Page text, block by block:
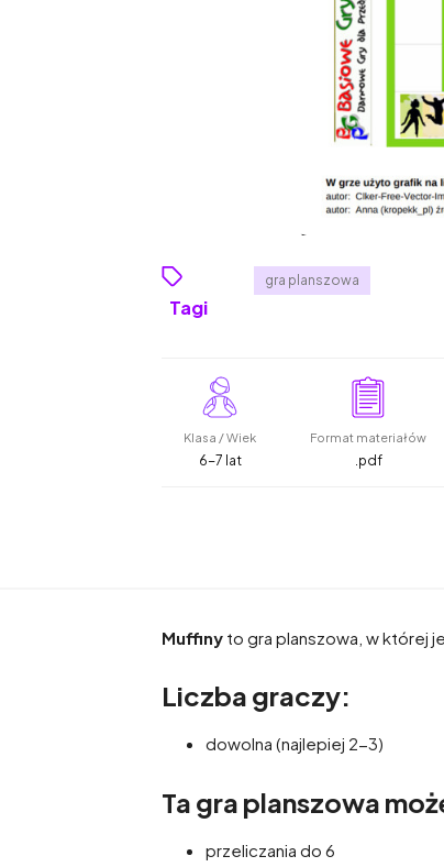
Tagi
gra planszowa
Klasa / Wiek
6-7 lat
Format materiałów
.pdf
Muffiny to gra planszowa, w której
Liczba graczy:
dowolna (najlepiej 2-3)
Ta gra planszowa
przeliczania do 6